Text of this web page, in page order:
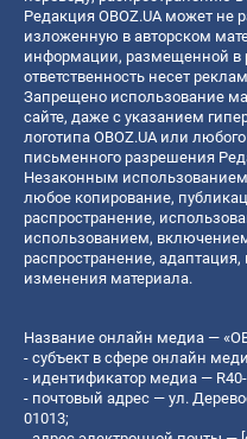
Редакция OBOZ.UA может не
изложенную в авторском
информации, размещенной в
ответственность несет
Запрещено использование
сайте, даже с указанием
логотипа OBOZ.UA или
письменного разрешения
Незаконным использованием
любое копирование,
распространение,
использованием,
распространение,
изменения материала.
Название онлайн медиа —
- субъект в сфере онлайн
- идентификатор медиа —
- почтовый адрес — ул.
01013;